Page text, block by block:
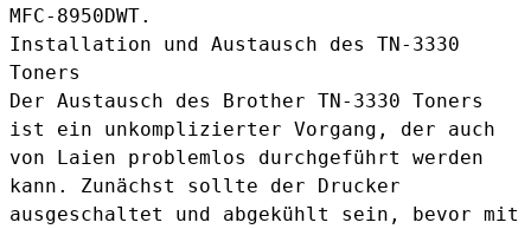
MFC-8950DWT.
Installation und Austausch des TN-3330
Toners
Der Austausch des Brother TN-3330 Toners
ist ein unkomplizierter Vorgang, der auch
von Laien problemlos durchgeführt werden
kann. Zunächst sollte der Drucker
ausgeschaltet und abgekühlt sein, bevor mit